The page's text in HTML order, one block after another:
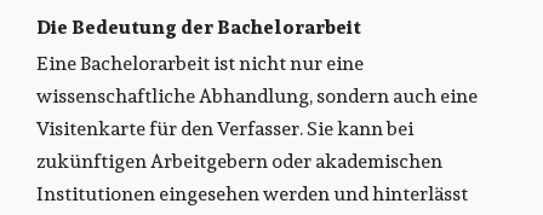
Die Bedeutung der Bachelorarbeit
Eine Bachelorarbeit ist nicht nur eine
wissenschaftliche Abhandlung, sondern auch eine
Visitenkarte für den Verfasser. Sie kann bei
zukünftigen Arbeitgebern oder akademischen
Institutionen eingesehen werden und hinterlässt